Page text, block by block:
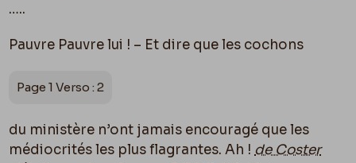
…..
Pauvre Pauvre lui ! – Et dire que les cochons
Page 1 Verso : 2
du ministère n’ont jamais encouragé que les
médiocrités les plus flagrantes. Ah !de Coster